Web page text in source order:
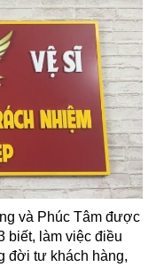
và Phúc Tâm được
biết, làm việc điều
đời tư khách hàng,